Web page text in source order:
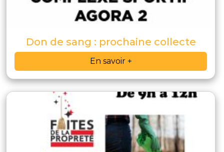
Don de sang : prochaine collecte
En savoir +